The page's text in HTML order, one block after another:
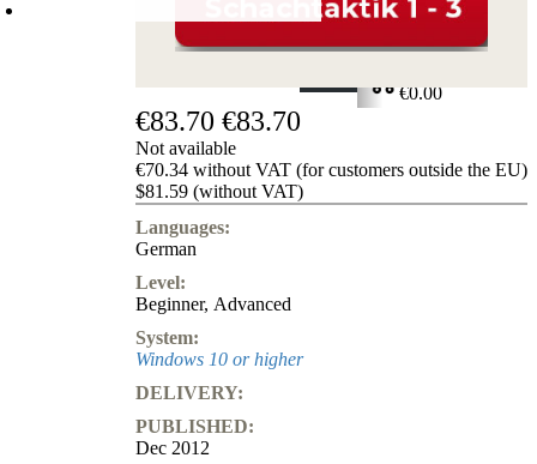
Login
SHOPPING CART
€0.00
€83.70 €83.70
Not available
€70.34 without VAT (for customers outside the EU)
$81.59 (without VAT)
Languages:
German
Level:
Beginner, Advanced
System:
Windows 10 or higher
DELIVERY:
PUBLISHED:
Dec 2012